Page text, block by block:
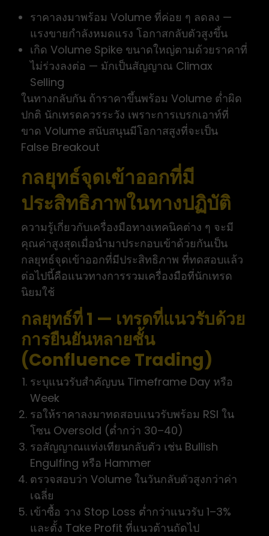
ราคาลงมาพร้อม Volume ที่ค่อย ๆ ลดลง —
แรงขายกำลังหมดแรง โอกาสกลับตัวสูงขึ้น
เกิด Volume Spike ขนาดใหญ่ตามด้วยราคาที่
ไม่ร่วงลงต่อ — มักเป็นสัญญาณ Climax
Selling
ในทางกลับกัน ถ้าราคาขึ้นพร้อม Volume ต่ำผิด
ปกติ นักเทรดควรระวัง เพราะการเบรกเอาท์ที่
ขาด Volume สนับสนุนมีโอกาสสูงที่จะเป็น
False Breakout
กลยุทธ์จุดเข้าออกที่มี
ประสิทธิภาพในทางปฏิบัติ
ความรู้เกี่ยวกับเครื่องมือทางเทคนิคต่าง ๆ จะมี
คุณค่าสูงสุดเมื่อนำมาประกอบเข้าด้วยกันเป็น
กลยุทธ์จุดเข้าออกที่มีประสิทธิภาพ ที่ทดสอบแล้ว
ต่อไปนี้คือแนวทางการรวมเครื่องมือที่นักเทรด
นิยมใช้
กลยุทธ์ที่ 1 — เทรดที่แนวรับด้วย
การยืนยันหลายชั้น
(Confluence Trading)
ระบุแนวรับสำคัญบน Timeframe Day หรือ
Week
รอให้ราคาลงมาทดสอบแนวรับพร้อม RSI ใน
โซน Oversold (ต่ำกว่า 30–40)
รอสัญญาณแท่งเทียนกลับตัว เช่น Bullish
Engulfing หรือ Hammer
ตรวจสอบว่า Volume ในวันกลับตัวสูงกว่าค่า
เฉลี่ย
เข้าซื้อ วาง Stop Loss ต่ำกว่าแนวรับ 1–3%
และตั้ง Take Profit ที่แนวต้านถัดไป